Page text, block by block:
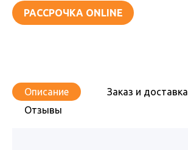
РАССРОЧКА ONLINE
Описание
Заказ и доставка
Отзывы